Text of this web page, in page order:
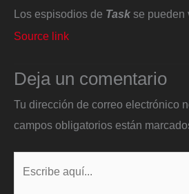
Los espisodios de Task se pueden
Source link
Deja un comentario
Tu dirección de correo electrónico
campos obligatorios están